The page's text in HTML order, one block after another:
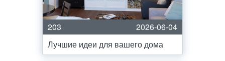
203
2026-06-04
Лучшие идеи для вашего дома